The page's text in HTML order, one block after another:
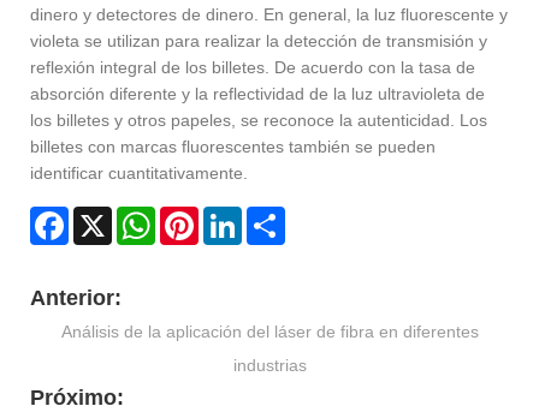
dinero y detectores de dinero. En general, la luz fluorescente y
violeta se utilizan para realizar la detección de transmisión y
reflexión integral de los billetes. De acuerdo con la tasa de
absorción diferente y la reflectividad de la luz ultravioleta de
los billetes y otros papeles, se reconoce la autenticidad. Los
billetes con marcas fluorescentes también se pueden
identificar cuantitativamente.
Facebook
X WhatsAppPinterestLinkedIn
Anterior:
Análisis de la aplicación del láser de fibra en diferentes
industrias
Próximo: